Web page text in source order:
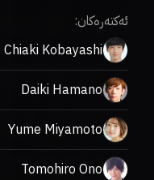
ئەکتەرەکان:
Chiaki Kobayashi
Daiki Hamano
Yume Miyamoto
Tomohiro Ono